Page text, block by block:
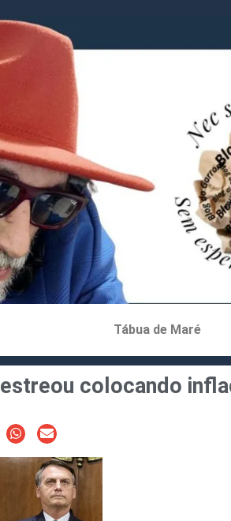
Tábua de Maré
colocando